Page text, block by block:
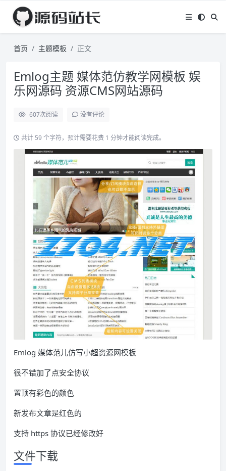
首页 主题模板 正文
Emlog主题 媒体范仿教学网模板 娱
乐网源码 资源CMS网站源码
607次阅读 没有评论
共计 59 个字符，预计需要花费 1 分钟才能阅读完成。
Emlog 媒体范儿仿写小超资源网模板
很不错加了点安全协议
置顶有彩色的颜色
新发布文章是红色的
支持 https 协议已经修改好
文件下载